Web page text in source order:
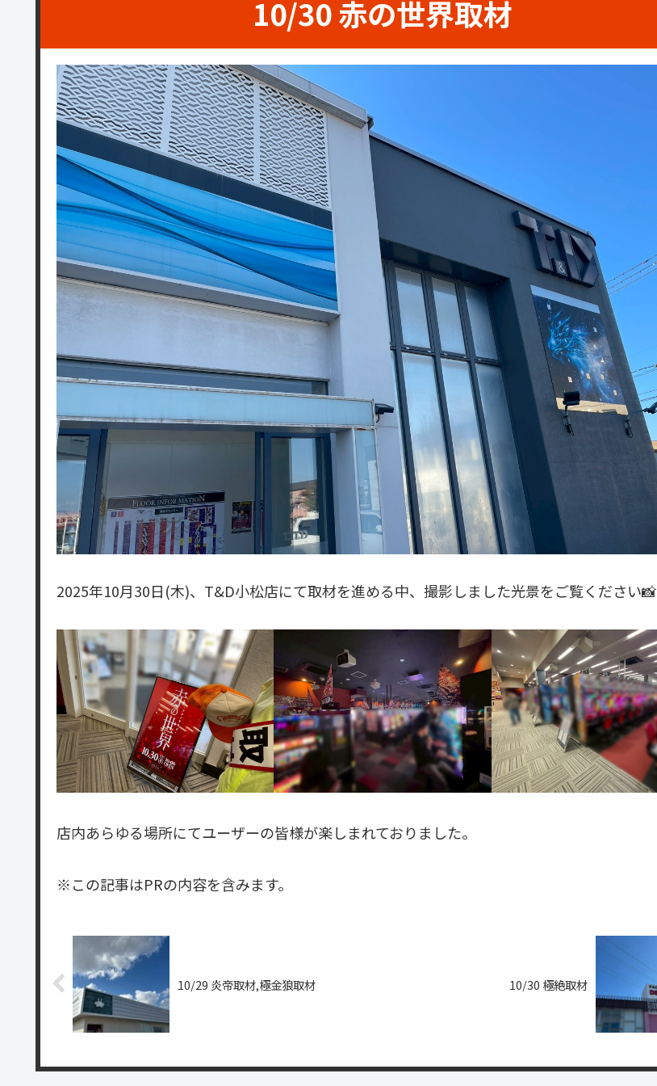
10/30 赤の世界取材
2025年10月30日(木)、T&D小松店にて取材を進める中、撮影しました光景をご覧ください📸
店内あらゆる場所にてユーザーの皆様が楽しまれておりました。
※この記事はPRの内容を含みます。
10/29 炎帝取材,極金狼取材 10/30 極絶取材